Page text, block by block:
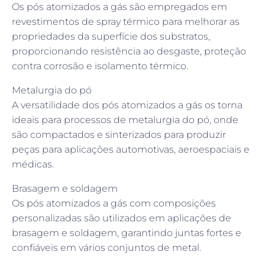
Os pós atomizados a gás são empregados em
revestimentos de spray térmico para melhorar as
propriedades da superfície dos substratos,
proporcionando resistência ao desgaste, proteção
contra corrosão e isolamento térmico.
Metalurgia do pó
A versatilidade dos pós atomizados a gás os torna
ideais para processos de metalurgia do pó, onde
são compactados e sinterizados para produzir
peças para aplicações automotivas, aeroespaciais e
médicas.
Brasagem e soldagem
Os pós atomizados a gás com composições
personalizadas são utilizados em aplicações de
brasagem e soldagem, garantindo juntas fortes e
confiáveis em vários conjuntos de metal.